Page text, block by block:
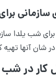
برای شب
در شان آنها تهیه
کار در شب